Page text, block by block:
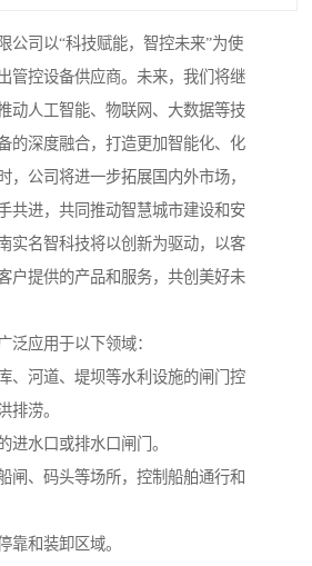
公司以“科技赋能，智控未来”为使
管控设备供应商。未来，我们将继
动人工智能、物联网、大数据等技
的深度融合，打造更加智能化、化
，公司将进一步拓展国内外市场，
共进，共同推动智慧城市建设和安
实名智科技将以创新为驱动，以客
户提供的产品和服务，共创美好未
泛应用于以下领域：
、河道、堤坝等水利设施的闸门控
排涝。
进水口或排水口闸门。
闸、码头等场所，控制船舶通行和
靠和装卸区域。